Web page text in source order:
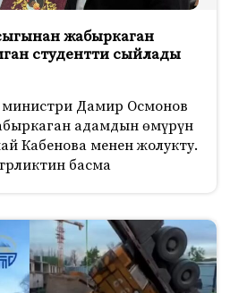
жабыркаган
студентти сыйлады
министри Дамир Осмонов
адамдын өмүрүн
Кабенова менен жолукту.
басма